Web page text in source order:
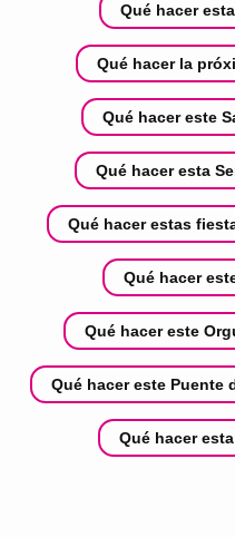
Qué hacer
Qué hacer la
Qué hacer este
Qué hacer esta
Qué hacer estas
Qué hacer
Qué hacer este
Qué hacer este Puente
Qué hacer